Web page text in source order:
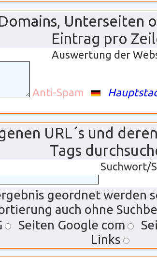
Unterseiten
Eintrag pro
Auswertung der
Anti-Spam
URL´s und
Tags
Suchwort/
geordnet werden
auch ohne
Seiten Google com
Links